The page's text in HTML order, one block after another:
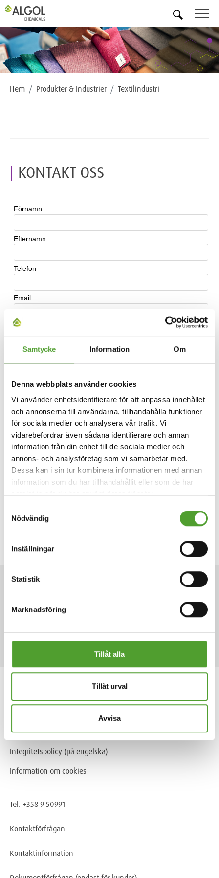
Samtycke Information Om
Denna webbplats använder cookies
Vi använder enhetsidentifierare för att anpassa innehållet
och annonserna till användarna, tillhandahålla funktioner
för sociala medier och analysera vår trafik. Vi
vidarebefordrar även sådana identifierare och annan
information från din enhet till de sociala medier och
annons- och analysföretag som vi samarbetar med.
Dessa kan i sin tur kombinera informationen med annan
information som du har tillhandahållit eller som de har
samlat in när du har använt deras tjänster.
Nödvändig
Inställningar
Statistik
Marknadsföring
Tillåt alla
Tillåt urval
Avvisa
Hem Produkter & Industrier Textilindustri
KONTAKT OSS
Företag
Integritetspolicy (på engelska)
Information om cookies
Tel. +358 9 50991
Kontaktförfrågan
Kontaktinformation